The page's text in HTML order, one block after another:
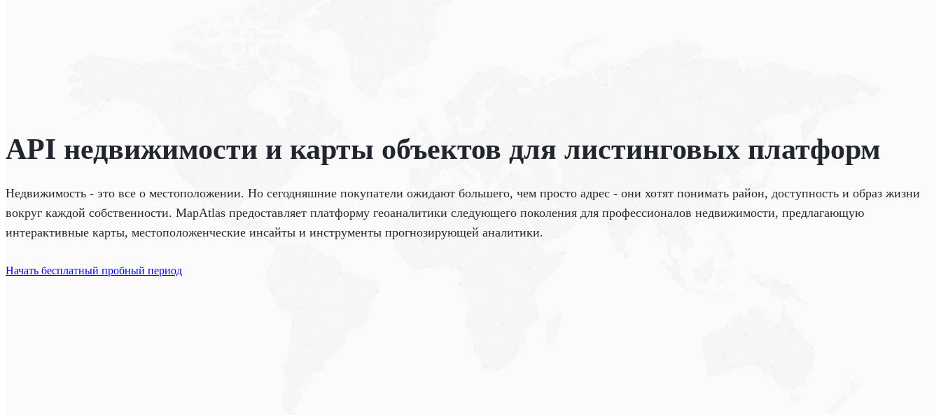
API недвижимости и карты объектов для листинговых платформ
Недвижимость - это все о местоположении. Но сегодняшние покупатели ожидают большего, чем просто адрес - они хотят понимать район, доступность и образ жизни
вокруг каждой собственности. MapAtlas предоставляет платформу геоаналитики следующего поколения для профессионалов недвижимости, предлагающую
интерактивные карты, местоположенческие инсайты и инструменты прогнозирующей аналитики.
Начать бесплатный пробный период